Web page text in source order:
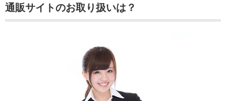
通販サイトのお取り扱いは？